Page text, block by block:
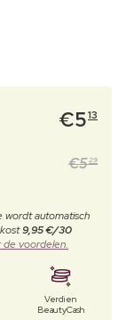
€513
€529
wordt automatisch
9,95 €/30
voordelen.
Verdien
BeautyCash